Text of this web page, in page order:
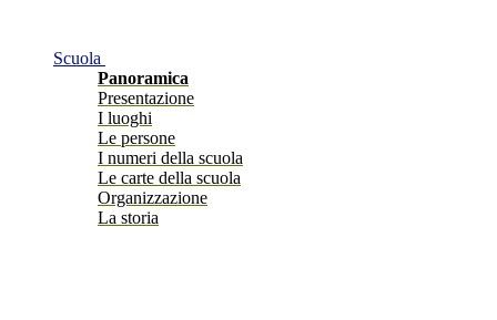
Scuola
Panoramica
Presentazione
I luoghi
Le persone
I numeri della scuola
Le carte della scuola
Organizzazione
La storia